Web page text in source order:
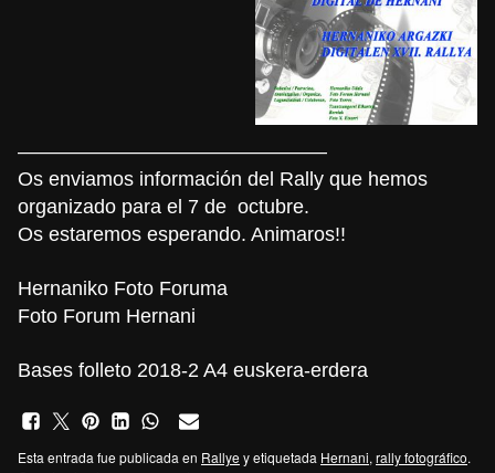
———————————————–
Os enviamos información del Rally que hemos
organizado para el 7 de octubre.
Os estaremos esperando. Animaros!!
Hernaniko Foto Foruma
Foto Forum Hernani
Bases folleto 2018-2 A4 euskera-erdera
Esta entrada fue publicada en Rallye y etiquetada Hernani, rally fotográfico.